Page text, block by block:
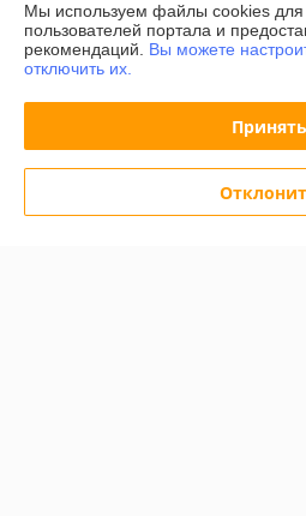
Контакты
Доставка и оплата
График работы
Полная версия сайта
Мы используем файлы cookies для
пользователей портала и
рекомендаций. Вы можете
отключить их.
Принять